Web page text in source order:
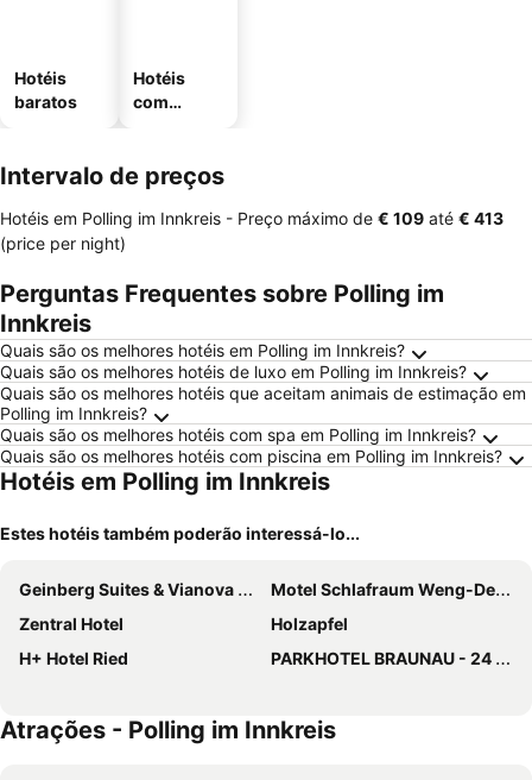
Hotéis
baratos
Hotéis
com
Intervalo de preços
Hotéis em Polling im Innkreis - Preço máximo de ‎€ 109 até ‎€ 413
(price per night)
Perguntas Frequentes sobre Polling im
Innkreis
Quais são os melhores hotéis em Polling im Innkreis?
Quais são os melhores hotéis de luxo em Polling im Innkreis?
Quais são os melhores hotéis que aceitam animais de estimação em
Polling im Innkreis?
Quais são os melhores hotéis com spa em Polling im Innkreis?
Quais são os melhores hotéis com piscina em Polling im Innkreis?
Hotéis em Polling im Innkreis
Estes hotéis também poderão interessá-lo...
Geinberg Suites & Vianova Lodges
Motel Schlafraum Weng-Dein smartes Hotel-contactless check-In
Zentral Hotel
Holzapfel
H+ Hotel Ried
PARKHOTEL BRAUNAU - 24 Stunden Self Check-IN
Atrações - Polling im Innkreis